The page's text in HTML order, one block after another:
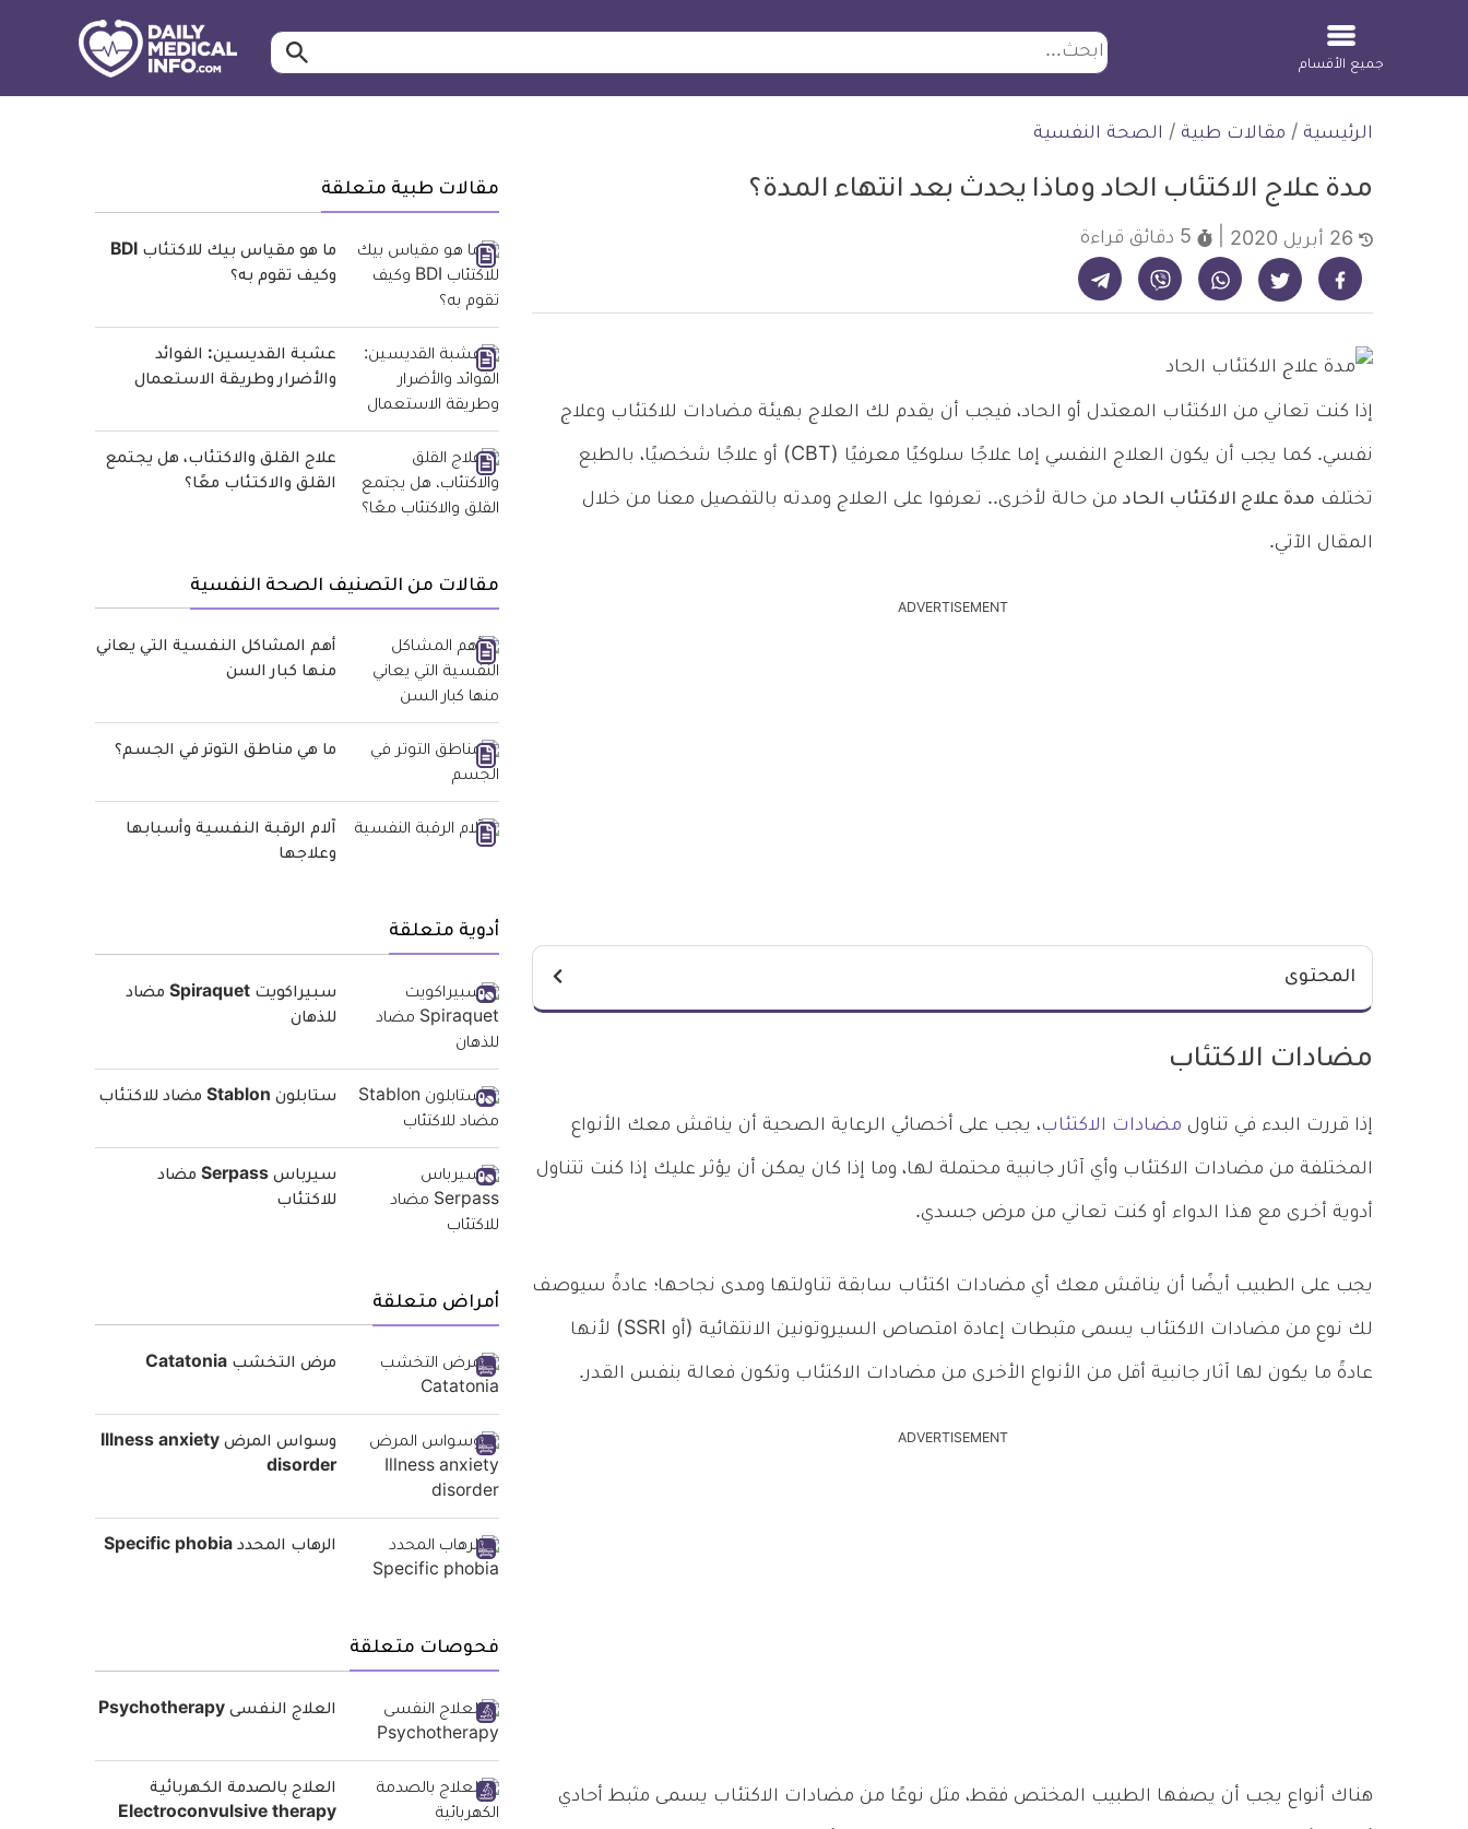
ابحث ابحث…
جميع الأقسام
الرئيسية / مقالات طبية / الصحة النفسية
مدة علاج الاكتئاب الحاد وماذا يحدث بعد انتهاء المدة؟
5 دقائق قراءة
شارك على فيسبوك - ديلي ميديكال انفو شارك على تويتر - ديلي ميديكال انفو شارك على واتساب - ديلي ميديكال انفو شارك على فايبر - ديلي ميديكال انفو شارك على تيليجرام - ديلي ميديكال انفو
إذا كنت تعاني من الاكتئاب المعتدل أو الحاد، فيجب أن يقدم لك العلاج بهيئة مضادات للاكتئاب وعلاج
نفسي. كما يجب أن يكون العلاج النفسي إما علاجًا سلوكيًا معرفيًا (CBT) أو علاجًا شخصيًا، بالطبع
تختلف مدة علاج الاكتئاب الحاد من حالة لأخرى.. تعرفوا على العلاج ومدته بالتفصيل معنا من خلال
المقال الآتي.
ADVERTISEMENT
المحتوى
مضادات الاكتئاب
إذا قررت البدء في تناول مضادات الاكتئاب، يجب على أخصائي الرعاية الصحية أن يناقش معك الأنواع
المختلفة من مضادات الاكتئاب وأي آثار جانبية محتملة لها، وما إذا كان يمكن أن يؤثر عليك إذا كنت تتناول
أدوية أخرى مع هذا الدواء أو كنت تعاني من مرض جسدي.
يجب على الطبيب أيضًا أن يناقش معك أي مضادات اكتئاب سابقة تناولتها ومدى نجاحها؛ عادةً سيوصف
لك نوع من مضادات الاكتئاب يسمى مثبطات إعادة امتصاص السيروتونين الانتقائية (أو SSRI) لأنها
عادةً ما يكون لها آثار جانبية أقل من الأنواع الأخرى من مضادات الاكتئاب وتكون فعالة بنفس القدر.
ADVERTISEMENT
هناك أنواع يجب أن يصفها الطبيب المختص فقط، مثل نوعًا من مضادات الاكتئاب يسمى مثبط أحادي
مقالات طبية متعلقة
ما هو مقياس بيك للاكتئاب BDI
وكيف تقوم به؟
عشبة القديسين: الفوائد
والأضرار وطريقة الاستعمال
علاج القلق والاكتئاب، هل يجتمع
القلق والاكتئاب معًا؟
مقالات من التصنيف الصحة النفسية
أهم المشاكل النفسية التي يعاني
منها كبار السن
ما هي مناطق التوتر في الجسم؟
آلام الرقبة النفسية وأسبابها
وعلاجها
أدوية متعلقة
سبيراكويت Spiraquet مضاد
للذهان
ستابلون Stablon مضاد للاكتئاب
سيرباس Serpass مضاد
للاكتئاب
أمراض متعلقة
مرض التخشب Catatonia
وسواس المرض Illness anxiety
disorder
الرهاب المحدد Specific phobia
فحوصات متعلقة
العلاج النفسى Psychotherapy
العلاج بالصدمة الكهربائية
Electroconvulsive therapy